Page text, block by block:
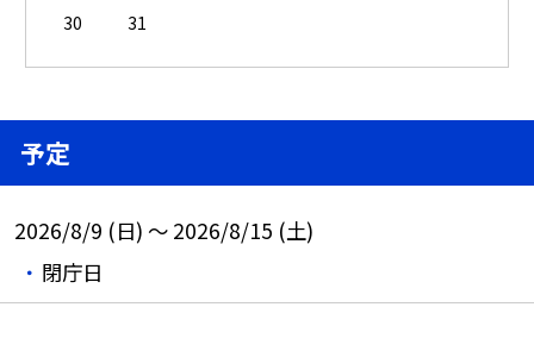
30
31
予定
2026/8/9 (日) ～ 2026/8/15 (土)
閉庁日